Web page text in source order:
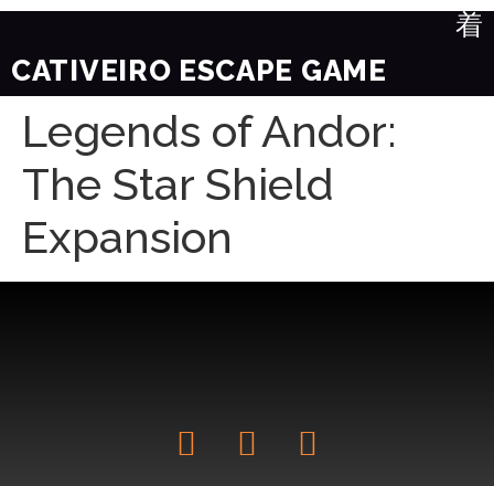
CATIVEIRO ESCAPE GAME
Legends of Andor:
The Star Shield
Expansion